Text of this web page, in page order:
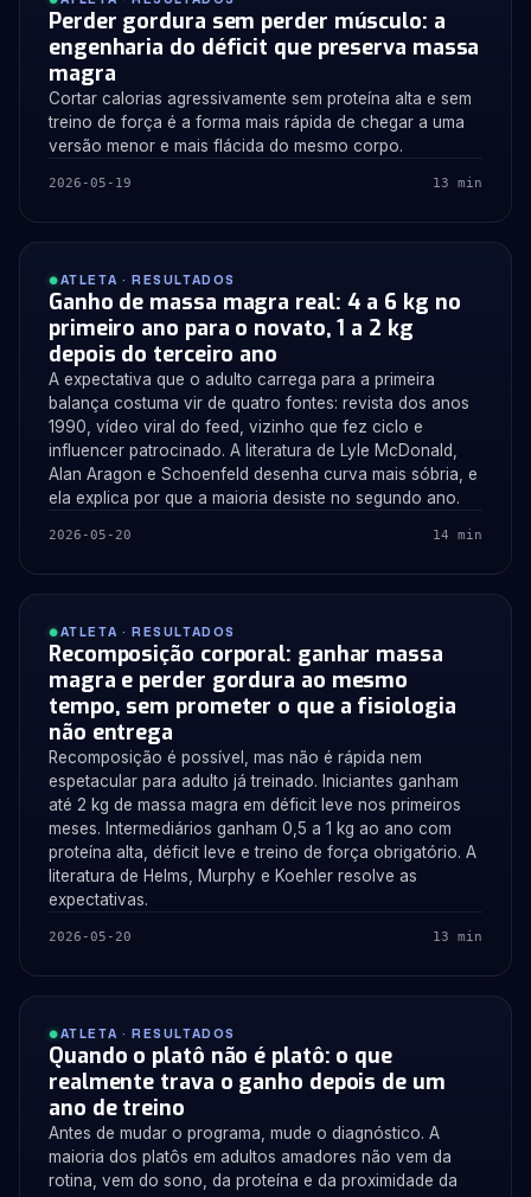
Perder gordura sem perder músculo: a
engenharia do déficit que preserva massa
magra
Cortar calorias agressivamente sem proteína alta e sem
treino de força é a forma mais rápida de chegar a uma
versão menor e mais flácida do mesmo corpo.
2026-05-19 13 min
ATLETA · RESULTADOS
Ganho de massa magra real: 4 a 6 kg no
primeiro ano para o novato, 1 a 2 kg
depois do terceiro ano
A expectativa que o adulto carrega para a primeira
balança costuma vir de quatro fontes: revista dos anos
1990, vídeo viral do feed, vizinho que fez ciclo e
influencer patrocinado. A literatura de Lyle McDonald,
Alan Aragon e Schoenfeld desenha curva mais sóbria, e
ela explica por que a maioria desiste no segundo ano.
2026-05-20 14 min
ATLETA · RESULTADOS
Recomposição corporal: ganhar massa
magra e perder gordura ao mesmo
tempo, sem prometer o que a fisiologia
não entrega
Recomposição é possível, mas não é rápida nem
espetacular para adulto já treinado. Iniciantes ganham
até 2 kg de massa magra em déficit leve nos primeiros
meses. Intermediários ganham 0,5 a 1 kg ao ano com
proteína alta, déficit leve e treino de força obrigatório. A
literatura de Helms, Murphy e Koehler resolve as
expectativas.
2026-05-20 13 min
ATLETA · RESULTADOS
Quando o platô não é platô: o que
realmente trava o ganho depois de um
ano de treino
Antes de mudar o programa, mude o diagnóstico. A
maioria dos platôs em adultos amadores não vem da
rotina, vem do sono, da proteína e da proximidade da